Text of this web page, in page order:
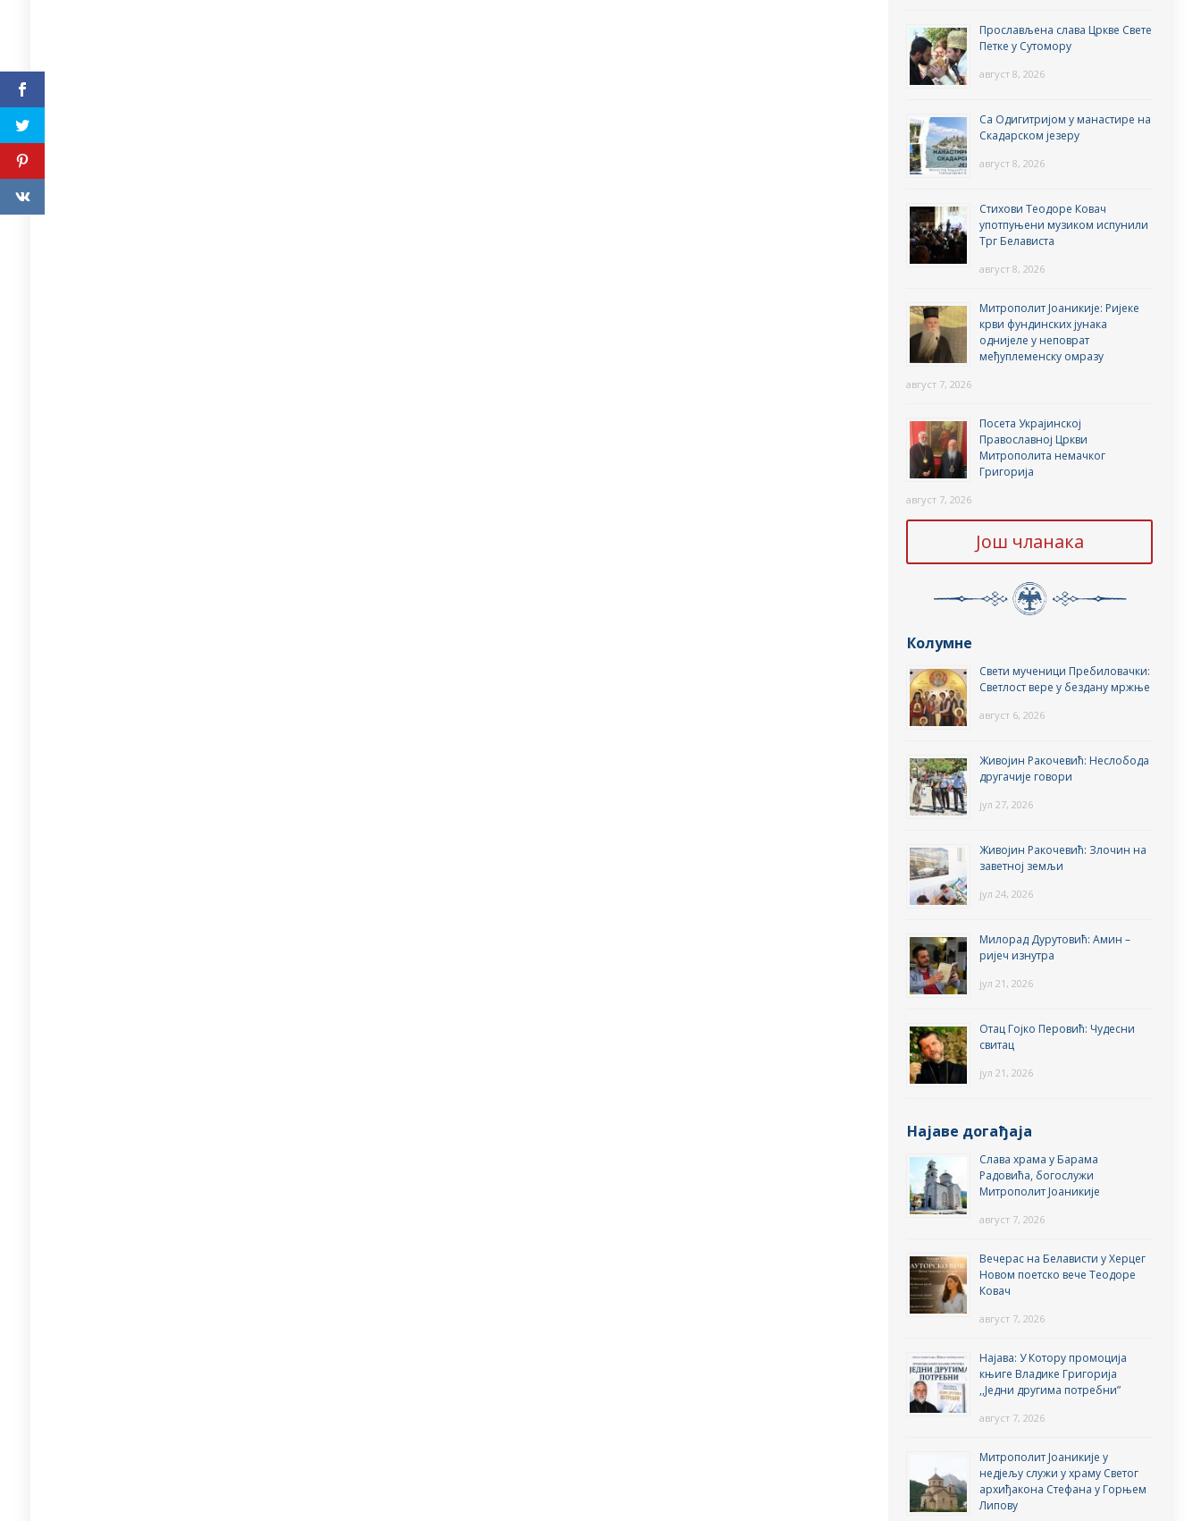
Прослављена слава Цркве Свете
Петке у Сутомору
август 8, 2026
Са Одигитријом у манастире на
Скадарском језеру
август 8, 2026
Стихови Теодоре Ковач
употпуњени музиком испунили
Трг Белависта
август 8, 2026
Митрополит Јоаникије: Ријеке
крви фундинских јунака
однијеле у неповрат
међуплеменску омразу
август 7, 2026
Посета Украјинској
Православној Цркви
Митрополита немачког
Григорија
август 7, 2026
Још чланака
Колумне
Свети мученици Пребиловачки:
Светлост вере у бездану мржње
август 6, 2026
Живојин Ракочевић: Неслобода
другачије говори
јул 27, 2026
Живојин Ракочевић: Злочин на
заветној земљи
јул 24, 2026
Милорад Дурутовић: Амин –
ријеч изнутра
јул 21, 2026
Отац Гојко Перовић: Чудесни
свитац
јул 21, 2026
Најаве догађаја
Слава храма у Барама
Радовића, богослужи
Митрополит Јоаникије
август 7, 2026
Вечерас на Белависти у Херцег
Новом поетско вече Теодоре
Ковач
август 7, 2026
Најава: У Котору промоција
књиге Владике Григорија
,,Једни другима потребни”
август 7, 2026
Митрополит Јоаникије у
недјељу служи у храму Светог
архиђакона Стефана у Горњем
Липову